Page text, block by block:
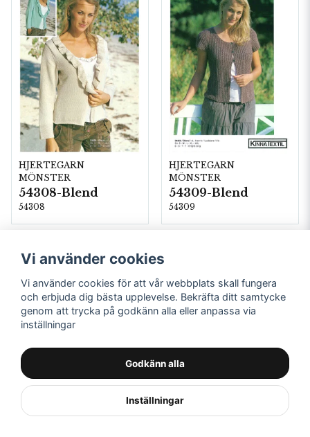
HJERTEGARN
MÖNSTER
54308-Blend
54308
HJERTEGARN
MÖNSTER
54309-Blend
54309
Vi använder cookies
Vi använder cookies för att vår webbplats skall fungera
och erbjuda dig bästa upplevelse. Bekräfta ditt samtycke
genom att trycka på godkänn alla eller anpassa via
inställningar
Godkänn alla
Inställningar